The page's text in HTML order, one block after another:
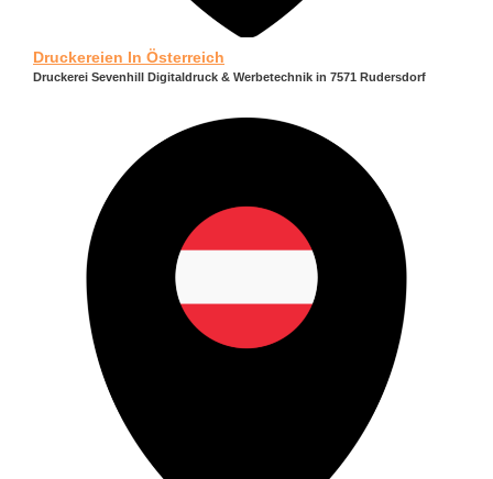
Druckereien In Österreich
Druckerei Sevenhill Digitaldruck & Werbetechnik in 7571 Rudersdorf